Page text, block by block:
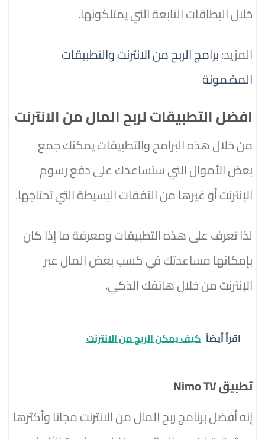
خلال البطاقات التابعة التي يمتلكونها.
المزيد:برامج الربح من الانترنت والتطبيقات
المضمونة
افضل التطبيقات لربح المال من الانترنت
من خلال هذه البرامج والتطبيقات يمكنك جمع
بعض الأموال التي ستساعدك على دفع رسوم
الإنترنت أو غيرها من النفقات البسيطة التي تحتاجها.
لذا تعرف على هذه التطبيقات ومعرفة ما إذا كان
بإمكانها مساعدتك في كسب بعض المال عبر
الإنترنت من خلال هاتفك الذكي.
اقرأ أيضاً كيف يمكن الربح من الانترنت
تطبيق Nimo TV
إنه أفضلبرنامج ربح المال من الانترنت مجاناوأكثرها